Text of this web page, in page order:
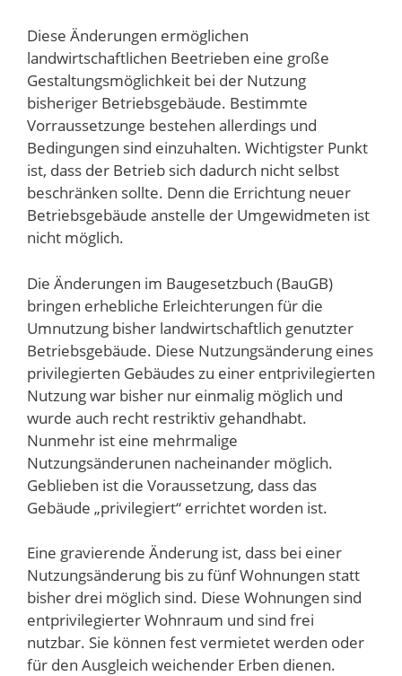
Diese Änderungen ermöglichen
landwirtschaftlichen Beetrieben eine große
Gestaltungsmöglichkeit bei der Nutzung
bisheriger Betriebsgebäude. Bestimmte
Vorraussetzunge bestehen allerdings und
Bedingungen sind einzuhalten. Wichtigster Punkt
ist, dass der Betrieb sich dadurch nicht selbst
beschränken sollte. Denn die Errichtung neuer
Betriebsgebäude anstelle der Umgewidmeten ist
nicht möglich.
Die Änderungen im Baugesetzbuch (BauGB)
bringen erhebliche Erleichterungen für die
Umnutzung bisher landwirtschaftlich genutzter
Betriebsgebäude. Diese Nutzungsänderung eines
privilegierten Gebäudes zu einer entprivilegierten
Nutzung war bisher nur einmalig möglich und
wurde auch recht restriktiv gehandhabt.
Nunmehr ist eine mehrmalige
Nutzungsänderunen nacheinander möglich.
Geblieben ist die Voraussetzung, dass das
Gebäude „privilegiert“ errichtet worden ist.
Eine gravierende Änderung ist, dass bei einer
Nutzungsänderung bis zu fünf Wohnungen statt
bisher drei möglich sind. Diese Wohnungen sind
entprivilegierter Wohnraum und sind frei
nutzbar. Sie können fest vermietet werden oder
für den Ausgleich weichender Erben dienen.